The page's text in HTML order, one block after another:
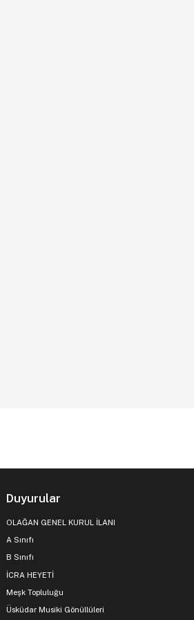
Duyurular
OLAĞAN GENEL KURUL İLANI
A Sınıfı
B Sınıfı
İCRA HEYETİ
Meşk Topluluğu
Üsküdar Musiki Gönüllüleri